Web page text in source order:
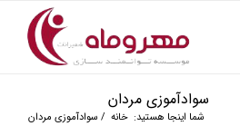
سوادآموزی مردان
شما اینجا هستید: خانه / سوادآموزی مردان